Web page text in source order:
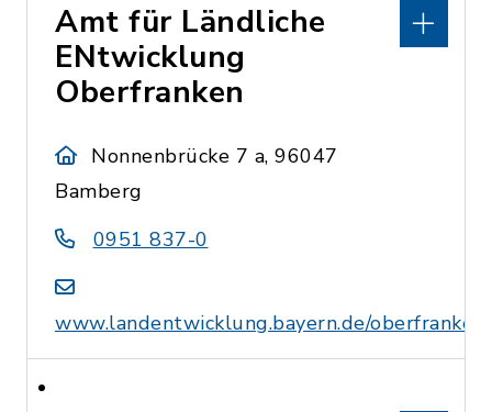
Amt für Ländliche
ENtwicklung
Oberfranken
Nonnenbrücke 7 a, 96047
Bamberg
0951 837-0
www.landentwicklung.bayern.de/oberfranken